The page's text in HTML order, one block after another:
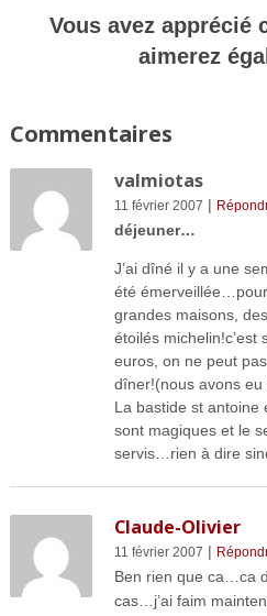
Vous avez apprécié
aimerez
Commentaires
valmiotas
11 février 2007 |
déjeuner…
J’ai dîné il y a une
été
grandes maisons,
étoilés michelin!c’est
euros, on ne peut
dîner!(nous avons
La bastide st antoine
sont magiques et le
servis…rien à dire
Claude-Olivier
11 février 2007 |
Ben rien que ca…ca
cas…j’ai faim